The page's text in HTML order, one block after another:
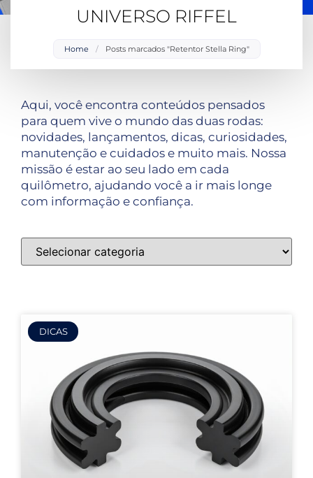
UNIVERSO RIFFEL
Home / Posts marcados "Retentor Stella Ring"
Aqui, você encontra conteúdos pensados
para quem vive o mundo das duas rodas:
novidades, lançamentos, dicas, curiosidades,
manutenção e cuidados e muito mais. Nossa
missão é estar ao seu lado em cada
quilômetro, ajudando você a ir mais longe
com informação e confiança.
DICAS